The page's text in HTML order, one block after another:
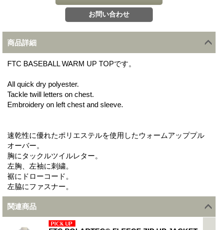
商品詳細
FTC BASEBALL WARM UP TOPです。
All quick dry polyester.
Tackle twill letters on chest.
Embroidery on left chest and sleeve.
速乾性に優れたポリエステルを使用したウォームアッププル
オーバー。
胸にタックルツイルレター。
左胸、左袖に刺繍。
裾にドローコード。
左脇にファスナー。
関連商品